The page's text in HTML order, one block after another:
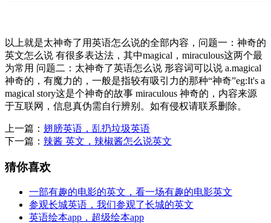
以上就是太神奇了用英语怎么说的全部内容，问题一：神奇的
英文怎么说 有很多表达法，其中magical，miraculous这两个最
为常用 问题二：太神奇了英语怎么说 形容词可以说 a.magical
神奇的，有魔力的，一般是指较有吸引力的那种“神奇”eg:It's a
magical story这是个神奇的故事 miraculous 神奇的，内容来源
于互联网，信息真伪需自行辨别。如有侵权请联系删除。
上一篇： 翅膀英语，乱扔垃圾英语
下一篇： 辣酱 英文，辣椒酱怎么说英文
猜你喜欢
一部有趣的电影的英文，看一场有趣的电影英文
参观长城英语，我们参观了长城的英文
英语绘本app，超级绘本app